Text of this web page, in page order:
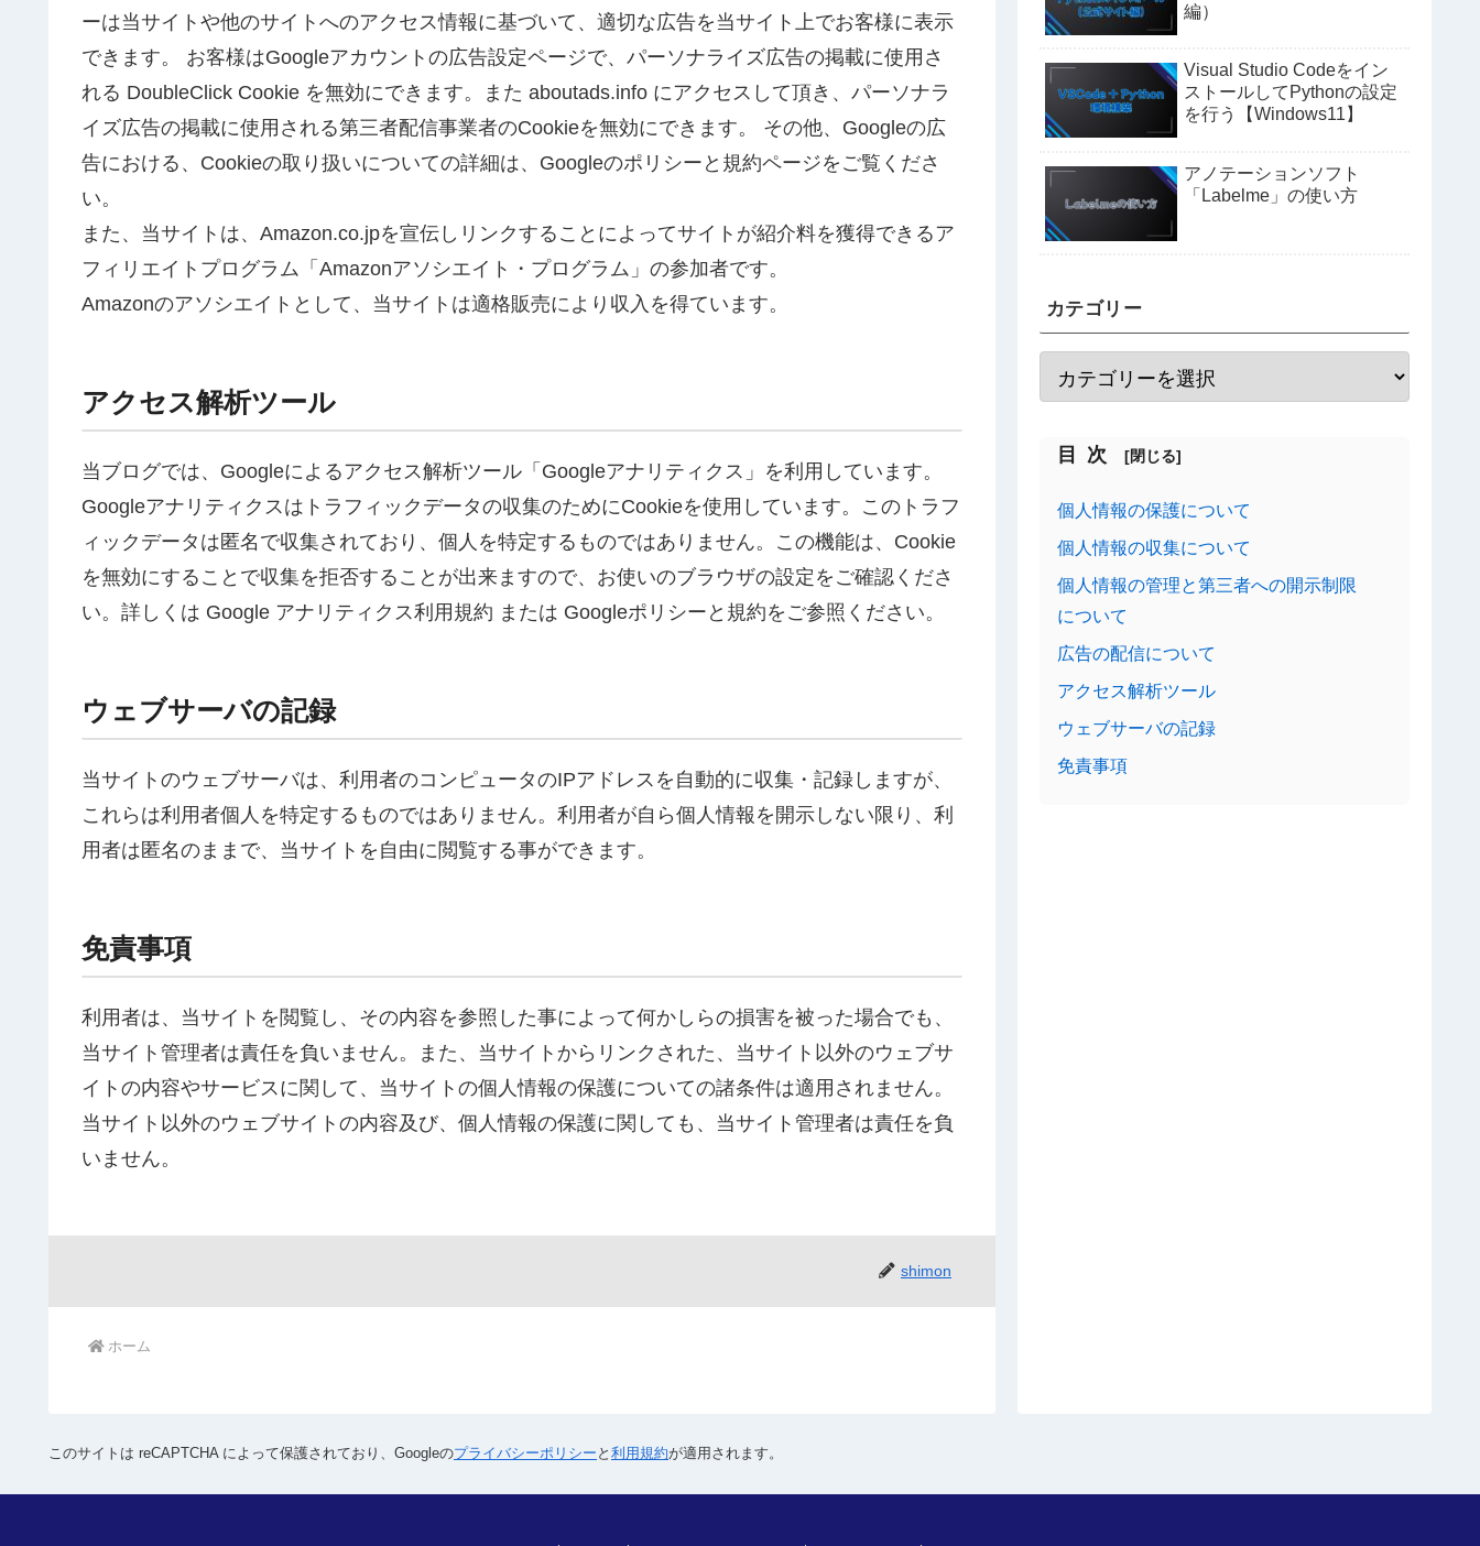
ーは当サイトや他のサイトへのアクセス情報に基づいて、適切な広告を当サイト上でお客様に表示
できます。 お客様はGoogleアカウントの広告設定ページで、パーソナライズ広告の掲載に使用さ
れる DoubleClick Cookie を無効にできます。また aboutads.info にアクセスして頂き、パーソナラ
イズ広告の掲載に使用される第三者配信事業者のCookieを無効にできます。 その他、Googleの広
告における、Cookieの取り扱いについての詳細は、Googleのポリシーと規約ページをご覧くださ
い。
また、当サイトは、Amazon.co.jpを宣伝しリンクすることによってサイトが紹介料を獲得できるア
フィリエイトプログラム「Amazonアソシエイト・プログラム」の参加者です。
Amazonのアソシエイトとして、当サイトは適格販売により収入を得ています。
アクセス解析ツール
当ブログでは、Googleによるアクセス解析ツール「Googleアナリティクス」を利用しています。
Googleアナリティクスはトラフィックデータの収集のためにCookieを使用しています。このトラフ
ィックデータは匿名で収集されており、個人を特定するものではありません。この機能は、Cookie
を無効にすることで収集を拒否することが出来ますので、お使いのブラウザの設定をご確認くださ
い。詳しくは Google アナリティクス利用規約 または Googleポリシーと規約をご参照ください。
ウェブサーバの記録
当サイトのウェブサーバは、利用者のコンピュータのIPアドレスを自動的に収集・記録しますが、
これらは利用者個人を特定するものではありません。利用者が自ら個人情報を開示しない限り、利
用者は匿名のままで、当サイトを自由に閲覧する事ができます。
免責事項
利用者は、当サイトを閲覧し、その内容を参照した事によって何かしらの損害を被った場合でも、
当サイト管理者は責任を負いません。また、当サイトからリンクされた、当サイト以外のウェブサ
イトの内容やサービスに関して、当サイトの個人情報の保護についての諸条件は適用されません。
当サイト以外のウェブサイトの内容及び、個人情報の保護に関しても、当サイト管理者は責任を負
いません。
shimon
ホーム
編）
Visual Studio Codeをイン
ストールしてPythonの設定
を行う【Windows11】
アノテーションソフト
「Labelme」の使い方
カテゴリー
目次
個人情報の保護について
個人情報の収集について
個人情報の管理と第三者への開示制限
について
広告の配信について
アクセス解析ツール
ウェブサーバの記録
免責事項
このサイトは reCAPTCHA によって保護されており、 Googleのプライバシーポリシー と 利用規約が適用されます。